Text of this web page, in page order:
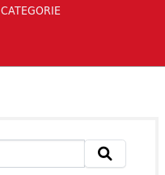
CATEGORIE